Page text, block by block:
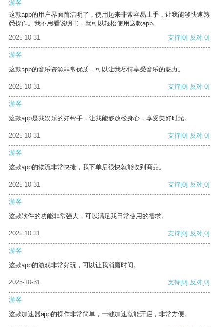
游客
这款app的用户界面简洁明了，使用起来非常容易上手，让我能够快速熟
悉操作。我不用看说明书，就可以轻松使用这款app。
2025-10-31
支持[0] 反对[0]
游客
这款app的音乐资源非常优质，可以让我尽情享受音乐的魅力。
2025-10-31 支持[0] 反对[0]
游客
这款app是我娱乐的好帮手，让我能够放松身心，享受美好时光。
2025-10-31 支持[0] 反对[0]
游客
这款app的物流非常快捷，我下单后很快就能收到商品。
2025-10-31 支持[0] 反对[0]
游客
这款软件的功能非常强大，可以满足我日常使用的需求。
2025-10-31 支持[0] 反对[0]
游客
这款app的游戏非常好玩，可以让我消磨时间。
2025-10-31 支持[0] 反对[0]
游客
这款加速器app的操作非常简单，一键加速就能开启，非常方便。